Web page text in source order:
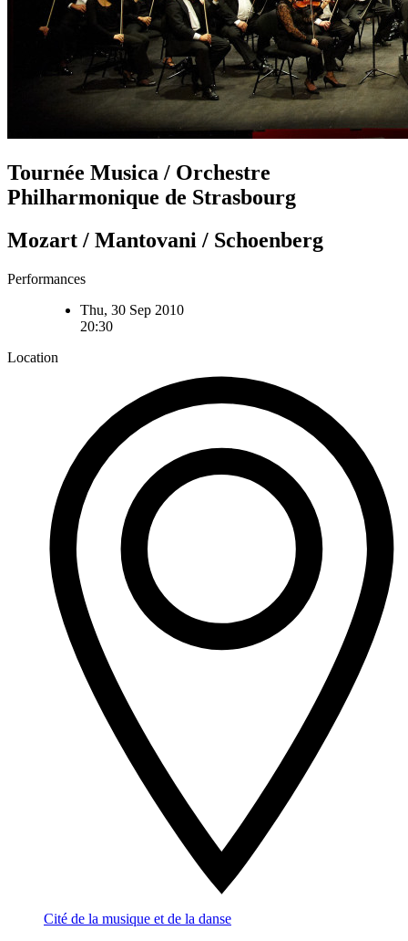
Tournée Musica / Orchestre
Philharmonique de Strasbourg
Mozart / Mantovani / Schoenberg
Performances
Thu, 30 Sep 2010
20:30
Location
Cité de la musique et de la danse